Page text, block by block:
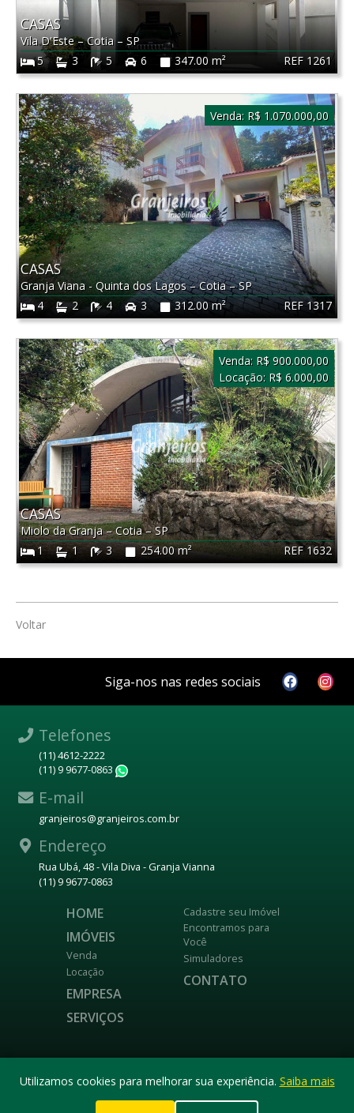
REF 1261
CASAS
Vila D'Este–Cotia– SP
5
3 5 6 347.00 m²
REF 1317
CASAS
Granja Viana - Quinta dos Lagos–Cotia–SP
4
2 4 3 312.00 m²
Venda: R$ 1.070.000,00
REF 1632
CASAS
Miolo da Granja–Cotia–SP
1
1 3 254.00 m²
Venda: R$ 900.000,00
Locação: R$ 6.000,00
Voltar
Siga-nos nas redes sociais
Telefones
(11) 4612-2222
(11) 9 9677-0863
E-mail
granjeiros@granjeiros.com.br
Endereço
Rua Ubá, 48 - Vila Diva - Granja Vianna
(11) 9 9677-0863
HOME
IMÓVEIS
Venda
Locação
EMPRESA
SERVIÇOS
Cadastre seu Imóvel
Encontramos para
Você
Simuladores
CONTATO
Utilizamos cookies para melhorar sua experiência. Saiba mais